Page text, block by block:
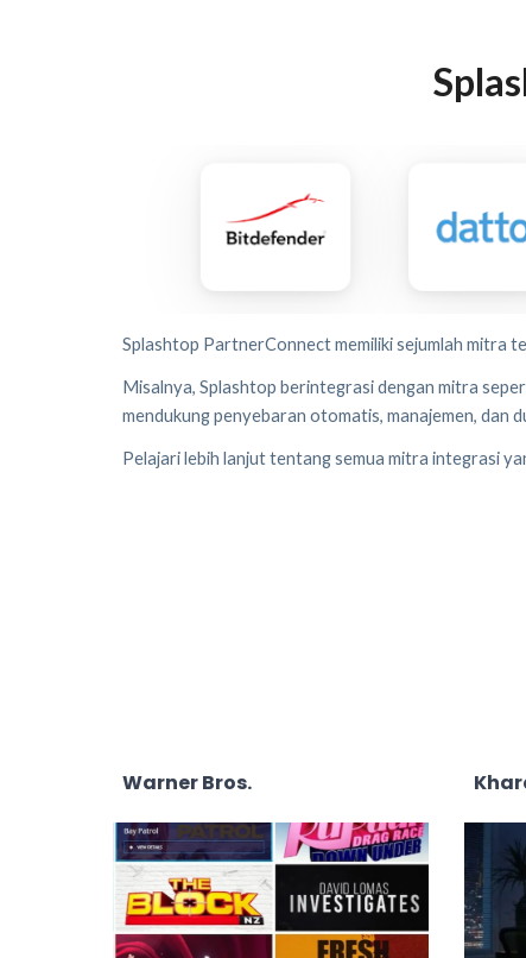
Splashtop PartnerConnect memiliki sejumlah mitra
Misalnya, Splashtop berintegrasi dengan mitra
mendukung penyebaran otomatis, manajemen, dan
Pelajari lebih lanjut tentang semua mitra integrasi
Warner Bros.